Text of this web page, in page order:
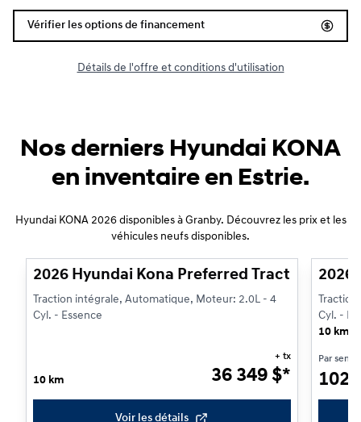
Vérifier les options de financement
Détails de l'offre et conditions d'utilisation
Nos derniers Hyundai KONA
en inventaire en Estrie.
Hyundai KONA 2026 disponibles à Granby. Découvrez les prix et les
véhicules neufs disponibles.
2026 Hyundai Kona Preferred Traction
Traction intégrale, Automatique, Moteur: 2.0L - 4
Cyl. - Essence
10 km 36 349 $*
+ tx
Voir les détails
2026
Cyl. -
10 km
Par
102